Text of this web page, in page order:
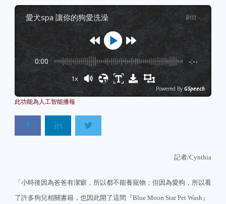
愛犬spa 讓你的狗愛洗澡 剧目 :-
0:00 -:--
1x
Powered By GSpeech
記者/Cynthia
「小時後因為爸爸有潔癖，所以都不能養寵物；但因為愛狗，所以看
了許多狗兒相關書籍，也因此開了這間『Blue Moon Star Pet Wash 』